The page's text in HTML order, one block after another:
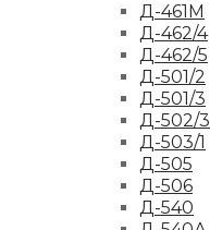
Д-461М
Д-462/4
Д-462/5
Д-501/2
Д-501/3
Д-502/3
Д-503/1
Д-505
Д-506
Д-540